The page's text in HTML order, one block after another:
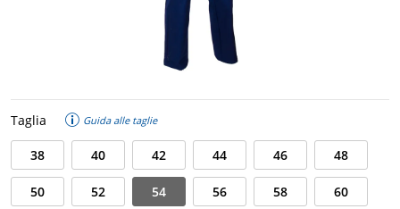
Taglia Guida alle taglie
38 40 42 44 46 48
50 52 54 56 58 60